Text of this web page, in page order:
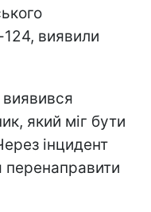
124, виявили
який міг бути
інцидент
перенаправити